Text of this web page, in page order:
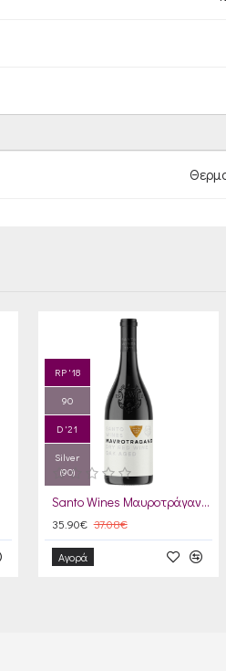
RP '18
90
D '21
Silver
(90)
Santo Wines Μαυροτράγανο 2022
35.90€ 37.08€
Αγορά